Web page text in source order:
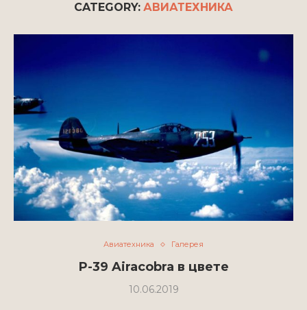
CATEGORY: АВИАТЕХНИКА
Авиатехника Галерея
P-39 Airacobra в цвете
10.06.2019